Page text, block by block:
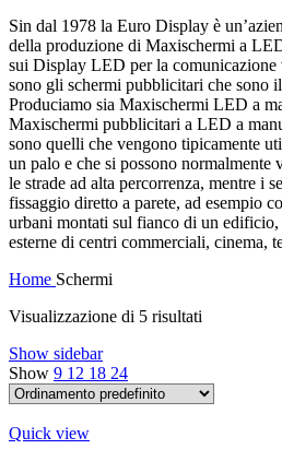
Sin dal 1978 la Euro Display è
della produzione di Maxischermi a
sui Display LED per la comunicazione
sono gli schermi pubblicitari che sono
Produciamo sia Maxischermi LED a
Maxischermi pubblicitari a LED a
sono quelli che vengono tipicamente
un palo e che si possono normalmente
le strade ad alta percorrenza, mentre i
fissaggio diretto a parete, ad esempio
urbani montati sul fianco di un edificio,
esterne di centri commerciali, cinema,
Home Schermi
Visualizzazione di 5 risultati
Show sidebar
Show 9 12 18 24
Quick view